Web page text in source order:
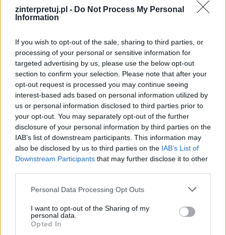
zinterpretuj.pl - Do Not Process My Personal
Information
If you wish to opt-out of the sale, sharing to third parties, or
processing of your personal or sensitive information for
targeted advertising by us, please use the below opt-out
section to confirm your selection. Please note that after your
opt-out request is processed you may continue seeing
interest-based ads based on personal information utilized by
us or personal information disclosed to third parties prior to
your opt-out. You may separately opt-out of the further
disclosure of your personal information by third parties on the
IAB’s list of downstream participants. This information may
also be disclosed by us to third parties on the IAB’s List of
Downstream Participants that may further disclose it to other
Personal Data Processing Opt Outs
I want to opt-out of the Sharing of my
personal data.
Opted In
zauważa, że istotą nieszczęścia ludzi, jest
dysharmonia w stosunku do reszty świata.
będąc tak naprawdę drogą donikąd. Ludzkość
wydaje się obdarta z wrażliwości i zdolności do
odczuwania duchowej wartości świata. Człowiek
oduczył się żyć w zgodzie z rytmem przyrody.
W utworze można dostrzec inspiracje biblijnym
motywem vanitas(marność), występującym
zazwyczaj w dziełach epoki średniowiecza i
baroku. To poczucie kruchości istnienia, tak
przygniatające i pesymistyczne, sprawia, że
kolejne wersy utworu, są coraz bardziej
codzienne, próżność, gromadzenie bogactwa,
zdają się być ucieczką, przed nieuchronnością